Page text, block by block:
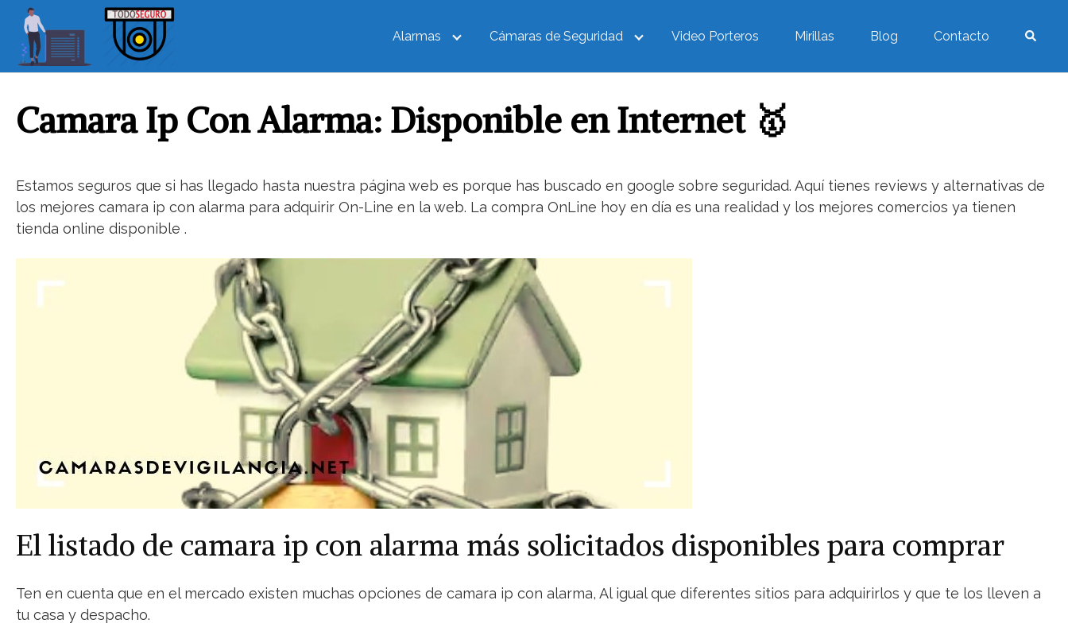
Alarmas Cámaras de Seguridad Video Porteros Mirillas Blog Contacto
Camara Ip Con Alarma: Disponible en Internet 🥇
Estamos seguros que si has llegado hasta nuestra página web es porque has buscado en google sobre seguridad. Aquí tienes reviews y alternativas de
los mejores camara ip con alarma para adquirir On-Line en la web. La compra OnLine hoy en día es una realidad y los mejores comercios ya tienen
tienda online disponible .
El listado de camara ip con alarma más solicitados disponibles para comprar
Ten en cuenta que en el mercado existen muchas opciones de camara ip con alarma, Al igual que diferentes sitios para adquirirlos y que te los lleven a
tu casa y despacho.